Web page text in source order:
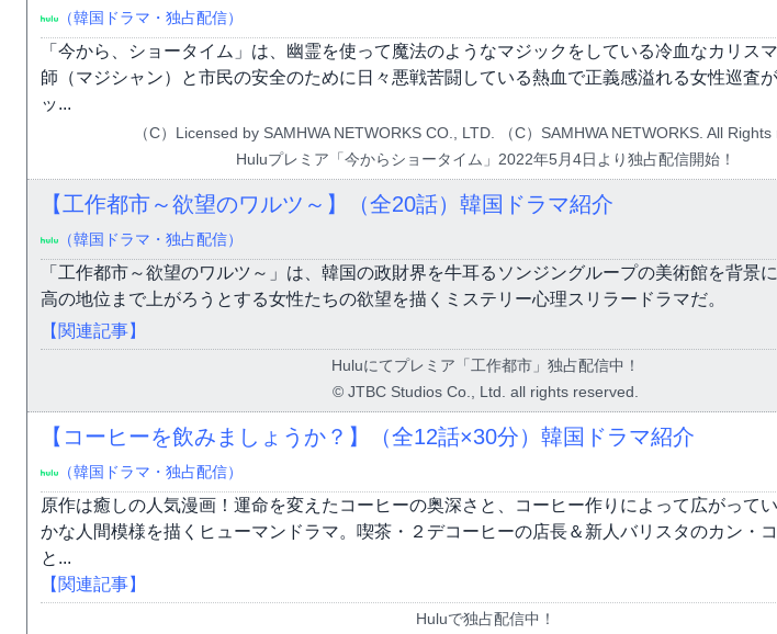
（韓国ドラマ・独占配信）
「今から、ショータイム」は、幽霊を使って魔法のようなマジックをしている冷血なカリス
師（マジシャン）と市民の安全のために日々悪戦苦闘している熱血で正義感溢れる女性巡査
ッ...
（C）Licensed by SAMHWA NETWORKS CO., LTD. （C）SAMHWA NETWORKS. All
Huluプレミア「今からショータイム」2022年5月4日より独占配信開始！
【工作都市～欲望のワルツ～】（全20話）韓国ドラマ紹介
（韓国ドラマ・独占配信）
「工作都市～欲望のワルツ～」は、韓国の政財界を牛耳るソンジングループの美術館を背景
高の地位まで上がろうとする女性たちの欲望を描くミステリー心理スリラードラマだ。
【関連記事】
Huluにてプレミア「工作都市」独占配信中！
© JTBC Studios Co., Ltd. all rights reserved.
【コーヒーを飲みましょうか？】（全12話×30分）韓国ドラマ紹介
（韓国ドラマ・独占配信）
原作は癒しの人気漫画！運命を変えたコーヒーの奥深さと、コーヒー作りによって広がって
かな人間模様を描くヒューマンドラマ。喫茶・２デコーヒーの店長＆新人バリスタのカン・
と...
【関連記事】
Huluで独占配信中！